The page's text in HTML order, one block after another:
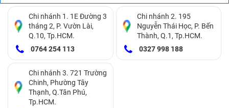
Chi nhánh 1. 1E Đường 3
tháng 2, P. Vườn Lài,
Q.10, Tp.HCM.
0764 254 113
Chi nhánh 2. 195
Nguyễn Thái Học, P. Bến
Thành, Q.1, Tp.HCM.
0327 998 188
Chi nhánh 3. 721 Trường
Chinh, Phường Tây
Thạnh, Q.Tân Phú,
Tp.HCM.